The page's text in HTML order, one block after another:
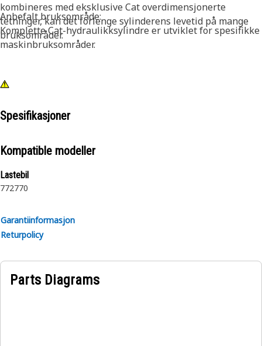
kombineres med eksklusive Cat overdimensjonerte
tetninger, kan det forlenge sylinderens levetid på mange
bruksområder.
Anbefalt bruksområde:
Komplette Cat-hydraulikksylindre er utviklet for spesifikke
maskinbruksområder.
Spesifikasjoner
Kompatible modeller
Lastebil
772770
Garantiinformasjon
Returpolicy
Parts Diagrams